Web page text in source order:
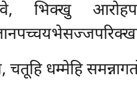
भिक्खु
चतूहि धम्मेहि